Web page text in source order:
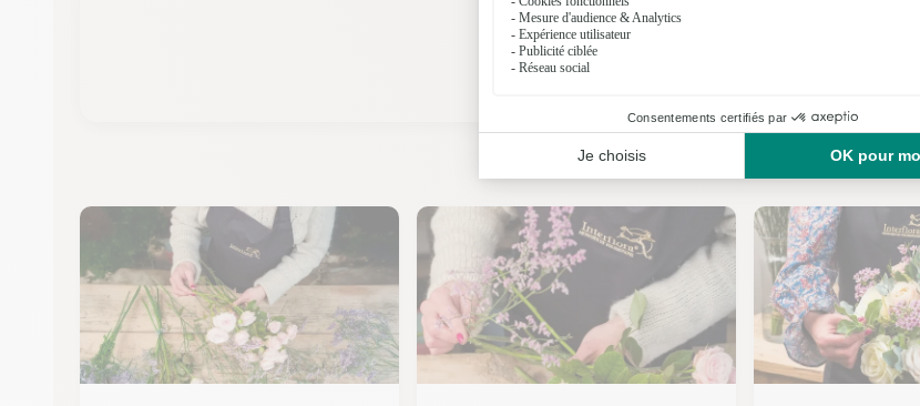
Nos fleuristes à Laugnac